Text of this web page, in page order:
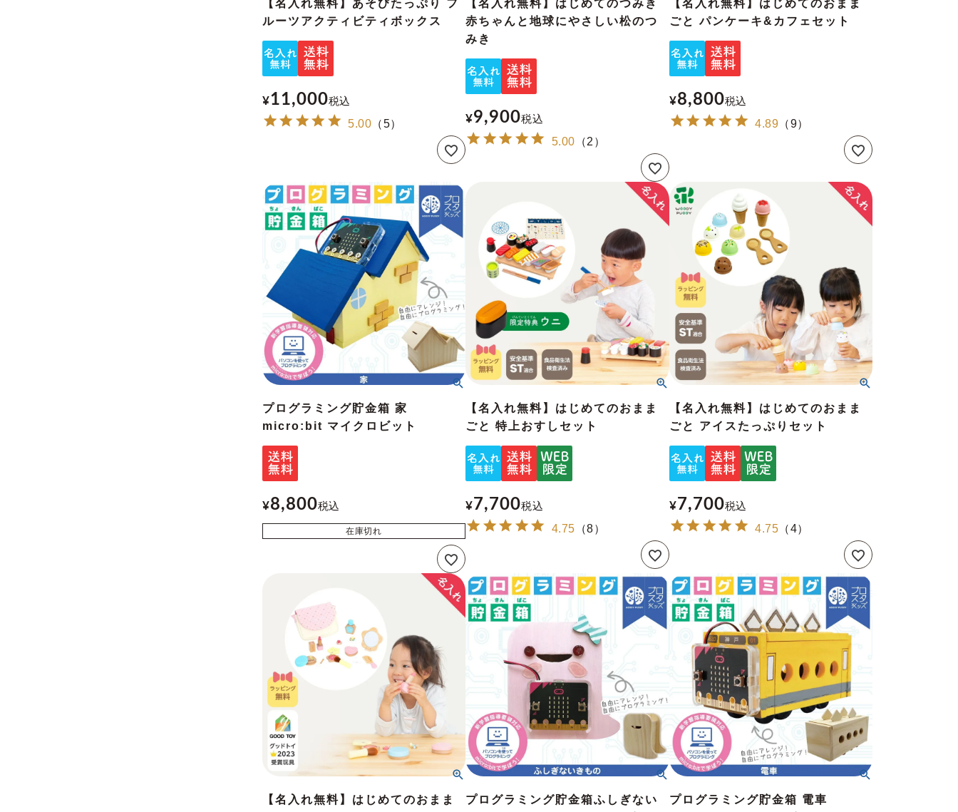
【名入れ無料】あそびたっぷり フ
ルーツアクティビティボックス
¥11,000税込
5.00 （5）
【名入れ無料】はじめてのつみき
赤ちゃんと地球にやさしい松のつ
みき
¥9,900税込
5.00 （2 ）
【名入れ無料】はじめてのおまま
ごと パンケーキ&カフェセット
¥8,800税込
4.89 （9）
プログラミング貯金箱 家
micro:bit マイクロビット
¥8,800税込
在庫切れ
【名入れ無料】はじめてのおまま
ごと 特上おすしセット
¥7,700税込
4.75 （8）
【名入れ無料】はじめてのおまま
ごと アイスたっぷりセット
¥7,700税込
4.75 （4）
【名入れ無料】はじめてのおまま
プログラミング貯金箱ふしぎない
プログラミング貯金箱 電車